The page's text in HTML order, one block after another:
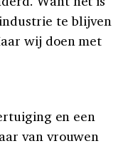
te blijven
wij doen met
en een
van vrouwen